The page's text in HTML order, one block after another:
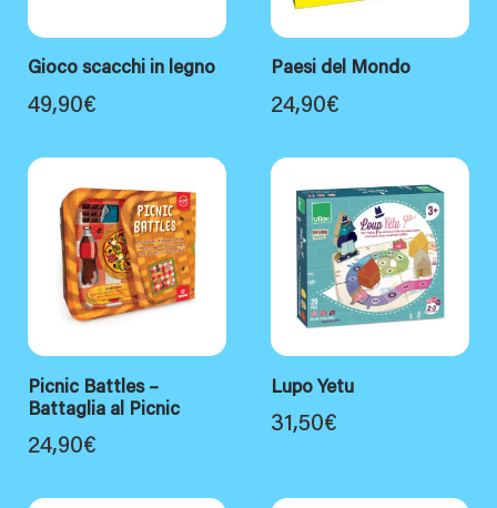
Gioco scacchi in legno
49,90€
Paesi del Mondo
24,90€
Picnic Battles –
Battaglia al Picnic
24,90€
Lupo Yetu
31,50€